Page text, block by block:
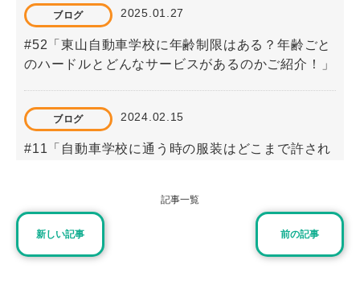
ブログ 2025.01.27
#52「東山自動車学校に年齢制限はある？年齢ごと
のハードルとどんなサービスがあるのかご紹介！」
ブログ 2024.02.15
#11「自動車学校に通う時の服装はどこまで許され
#16「自動車学校の申し込みに必要なものは？事前
新しい記事
記事一覧
前の記事